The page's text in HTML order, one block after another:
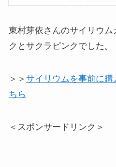
東村芽依さんのサイリウ
クとサクラピンクでした。
＞＞ サイリウムを事前に購
ちら
＜スポンサードリンク＞